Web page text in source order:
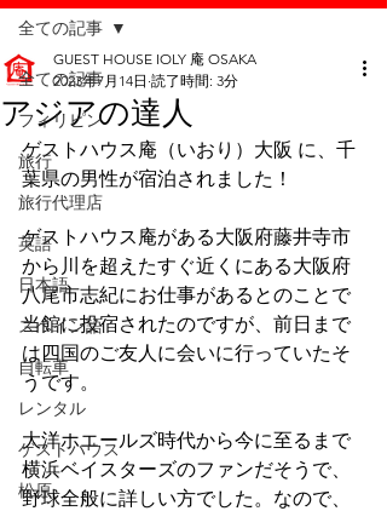
全ての記事
フィリピン
旅行
旅行代理店
英語
日本語
スペイン語
自転車
レンタル
ゲストハウス
松原
全ての記事
アジアの達人
GUEST HOUSE IOLY 庵 OSAKA
2023年7月14日 読了時間: 3分
ゲストハウス庵（いおり）大阪 に、千
葉県の男性が宿泊されました！
ゲストハウス庵がある大阪府藤井寺市
から川を超えたすぐ近くにある大阪府
八尾市志紀にお仕事があるとのことで
当館に投宿されたのですが、前日まで
は四国のご友人に会いに行っていたそ
うです。
大洋ホエールズ時代から今に至るまで
横浜ベイスターズのファンだそうで、
野球全般に詳しい方でした。なので、